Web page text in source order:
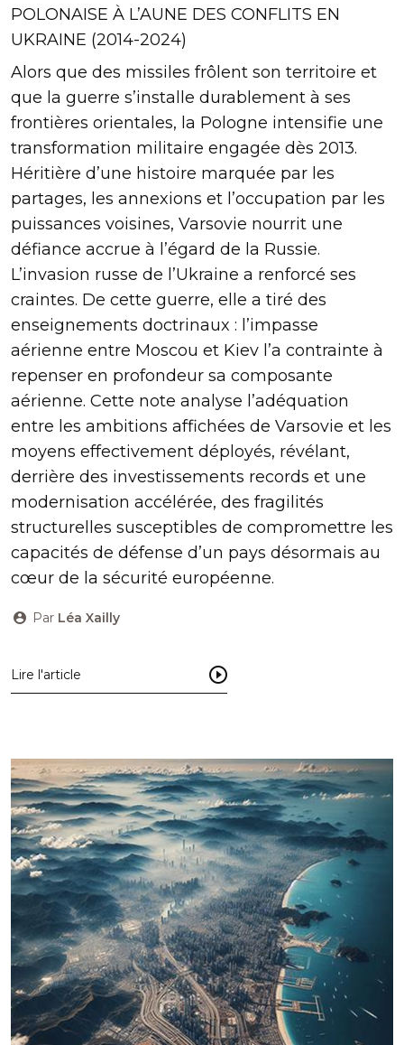
POLONAISE À L’AUNE DES CONFLITS EN
UKRAINE (2014-2024)
Alors que des missiles frôlent son territoire et
que la guerre s’installe durablement à ses
frontières orientales, la Pologne intensifie une
transformation militaire engagée dès 2013.
Héritière d’une histoire marquée par les
partages, les annexions et l’occupation par les
puissances voisines, Varsovie nourrit une
défiance accrue à l’égard de la Russie.
L’invasion russe de l’Ukraine a renforcé ses
craintes. De cette guerre, elle a tiré des
enseignements doctrinaux : l’impasse
aérienne entre Moscou et Kiev l’a contrainte à
repenser en profondeur sa composante
aérienne. Cette note analyse l’adéquation
entre les ambitions affichées de Varsovie et les
moyens effectivement déployés, révélant,
derrière des investissements records et une
modernisation accélérée, des fragilités
structurelles susceptibles de compromettre les
capacités de défense d’un pays désormais au
cœur de la sécurité européenne.
Par Léa Xailly
Lire l'article